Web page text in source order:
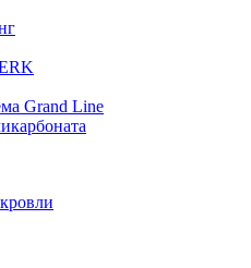
Grand Line